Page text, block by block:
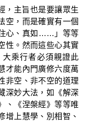
，主旨也是要讓眾生
空，而是確實有一個
住心、真如……」等等
性。然而這些心其實
乘行者必須親證此
才能內門廣修六度萬
非空、非不空的道理
深妙大法，如《解深
、《涅槃經》等等唯
增上慧學、別相智、